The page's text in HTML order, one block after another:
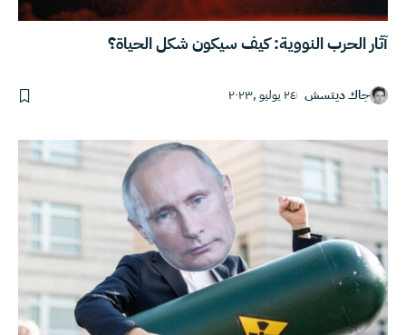
آثار الحرب النووية: كيف سيكون شكل الحياة؟
جاك ديتسش ٢٤ يوليو ,٢٠٢٣